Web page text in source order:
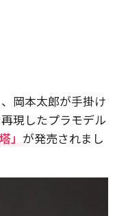
岡本太郎が手掛け
現したプラモデル
」 が発売されまし